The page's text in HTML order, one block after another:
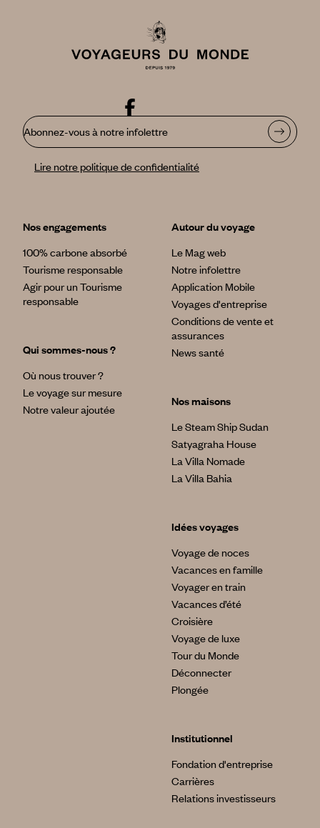
Abonnez-vous à notre infolettre
Lire notre politique de confidentialité
Nos engagements
100% carbone absorbé
Tourisme responsable
Agir pour un Tourisme
responsable
Qui sommes-nous ?
Où nous trouver ?
Le voyage sur mesure
Notre valeur ajoutée
Autour du voyage
Le Mag web
Notre infolettre
Application Mobile
Voyages d'entreprise
Conditions de vente et
assurances
News santé
Nos maisons
Le Steam Ship Sudan
Satyagraha House
La Villa Nomade
La Villa Bahia
Idées voyages
Voyage de noces
Vacances en famille
Voyager en train
Vacances d’été
Croisière
Voyage de luxe
Tour du Monde
Déconnecter
Plongée
Institutionnel
Fondation d'entreprise
Carrières
Relations investisseurs